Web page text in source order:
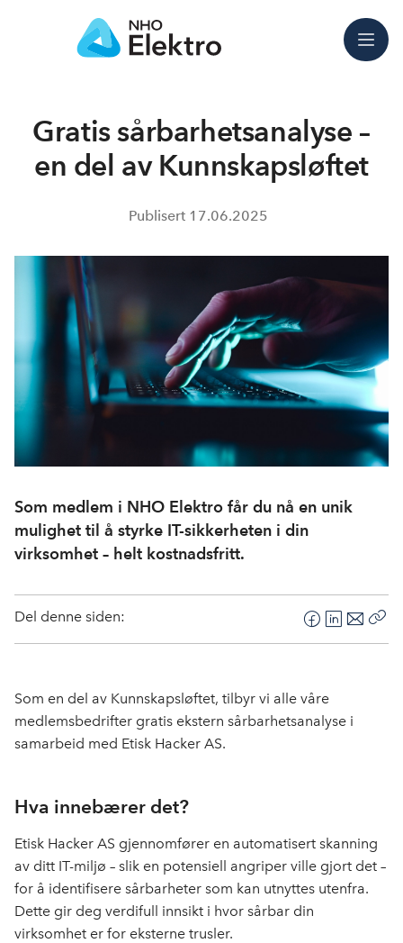
Meny
Gratis sårbarhetsanalyse –
en del av Kunnskapsløftet
Publisert 17.06.2025
Som medlem i NHO Elektro får du nå en unik
mulighet til å styrke IT-sikkerheten i din
virksomhet – helt kostnadsfritt.
Del denne siden:
F
a
e
b
L
i
k
e
E
-
Som en del av Kunnskapsløftet, tilbyr vi alle våre
medlemsbedrifter gratis ekstern sårbarhetsanalyse i
samarbeid med Etisk Hacker AS.
Hva innebærer det?
Etisk Hacker AS gjennomfører en automatisert skanning
av ditt IT-miljø – slik en potensiell angriper ville gjort det –
for å identifisere sårbarheter som kan utnyttes utenfra.
Dette gir deg verdifull innsikt i hvor sårbar din
virksomhet er for eksterne trusler.